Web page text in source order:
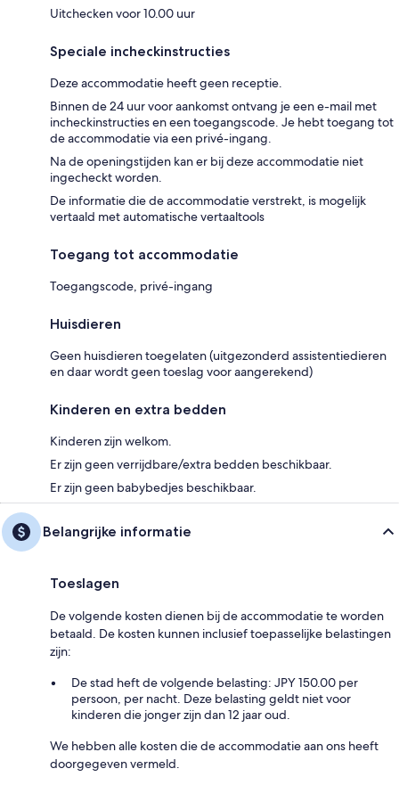
Uitchecken voor 10.00 uur
Speciale incheckinstructies
Deze accommodatie heeft geen receptie.
Binnen de 24 uur voor aankomst ontvang je een e-mail met
incheckinstructies en een toegangscode. Je hebt toegang tot
de accommodatie via een privé-ingang.
Na de openingstijden kan er bij deze accommodatie niet
ingecheckt worden.
De informatie die de accommodatie verstrekt, is mogelijk
vertaald met automatische vertaaltools
Toegang tot accommodatie
Toegangscode, privé-ingang
Huisdieren
Geen huisdieren toegelaten (uitgezonderd assistentiedieren
en daar wordt geen toeslag voor aangerekend)
Kinderen en extra bedden
Kinderen zijn welkom.
Er zijn geen verrijdbare/extra bedden beschikbaar.
Er zijn geen babybedjes beschikbaar.
Belangrijke informatie
Toeslagen
De volgende kosten dienen bij de accommodatie te worden
betaald. De kosten kunnen inclusief toepasselijke belastingen
zijn:
De stad heft de volgende belasting: JPY 150.00 per
persoon, per nacht. Deze belasting geldt niet voor
kinderen die jonger zijn dan 12 jaar oud.
We hebben alle kosten die de accommodatie aan ons heeft
doorgegeven vermeld.